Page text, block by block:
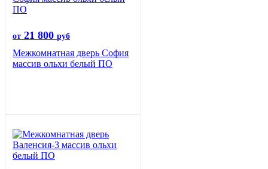
от 21 800 руб
Межкомнатная дверь София
массив ольхи белый ПО